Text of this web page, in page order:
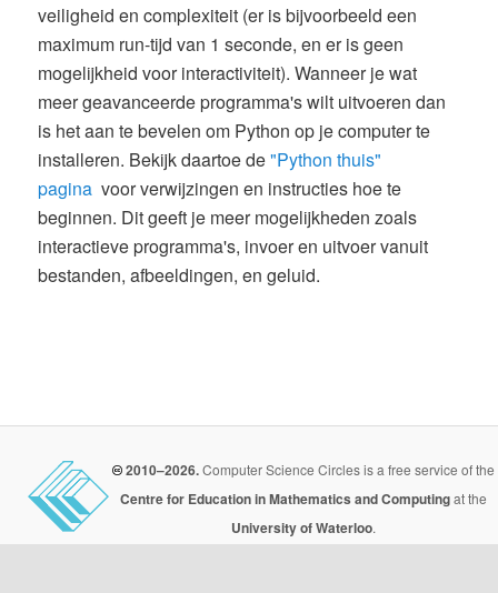
veiligheid en complexiteit (er is bijvoorbeeld een
maximum run-tijd van 1 seconde, en er is geen
mogelijkheid voor interactiviteit). Wanneer je wat
meer geavanceerde programma's wilt uitvoeren dan
is het aan te bevelen om Python op je computer te
installeren. Bekijk daartoe de"Python thuis"
pagina voor verwijzingen en instructies hoe te
beginnen. Dit geeft je meer mogelijkheden zoals
interactieve programma's, invoer en uitvoer vanuit
bestanden, afbeeldingen, en geluid.
2010–2026.Computer Science Circles is a free service of the
Centre for Education in Mathematics and Computingat the
University of Waterloo.